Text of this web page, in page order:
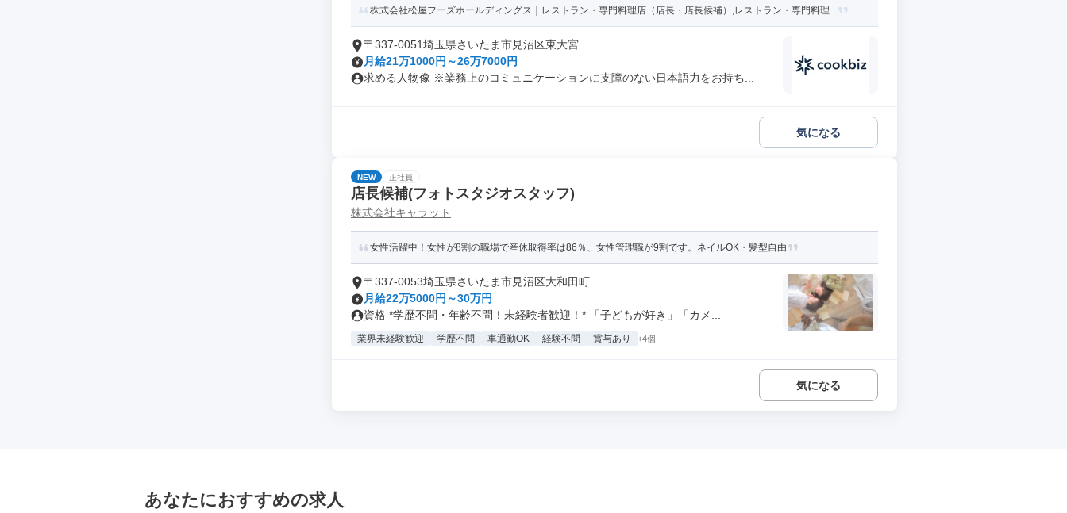
株式会社松屋フーズホールディングス｜レストラン・専門料理店（店長・店長候補）,レストラン・専門料理...
〒337-0051埼玉県さいたま市見沼区東大宮
月給21万1000円～26万7000円
求める人物像 ※業務上のコミュニケーションに支障のない日本語力をお持ち...
気になる
NEW 正社員
店長候補(フォトスタジオスタッフ)
株式会社キャラット
女性活躍中！女性が8割の職場で産休取得率は86％、女性管理職が9割です。ネイルOK・髪型自由
〒337-0053埼玉県さいたま市見沼区大和田町
月給22万5000円～30万円
資格 *学歴不問・年齢不問！未経験者歓迎！* 「子どもが好き」「カメ...
業界未経験歓迎 学歴不問 車通勤OK 経験不問 賞与あり +4個
気になる
あなたにおすすめの求人